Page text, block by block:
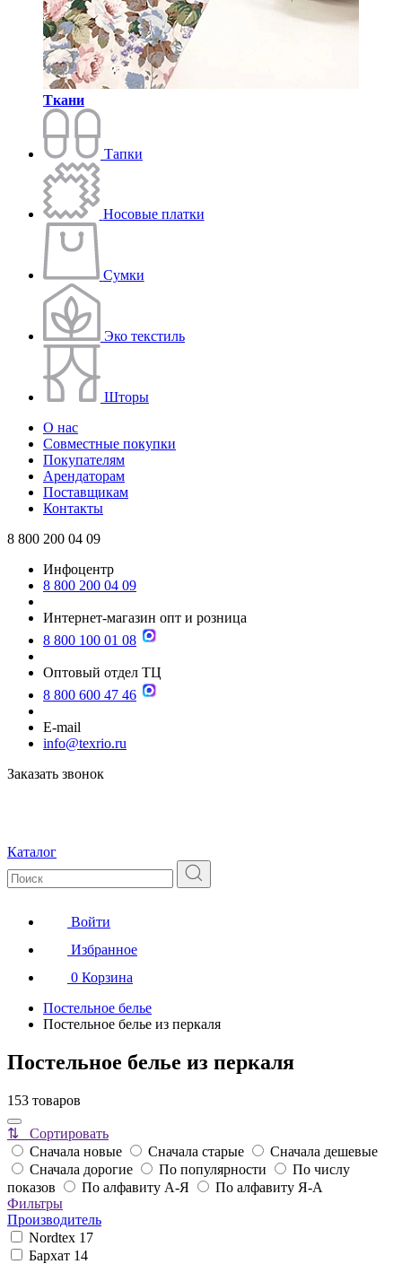
Ткани
Тапки
Носовые платки
Сумки
Эко текстиль
Шторы
О нас
Совместные покупки
Покупателям
Арендаторам
Поставщикам
Контакты
8 800 200 04 09
Инфоцентр
8 800 200 04 09
Интернет-магазин опт и розница
8 800 100 01 08
Оптовый отдел ТЦ
8 800 600 47 46
E-mail
info@texrio.ru
Заказать звонок
Каталог
Войти
Избранное
0 Корзина
Постельное белье
Постельное белье из перкаля
Постельное белье из перкаля
153 товаров
⇅ Сортировать
Сначала новые
Сначала старые
Сначала дешевые
Сначала дорогие
По популярности
По числу
показов
По алфавиту А-Я
По алфавиту Я-А
Фильтры
Производитель
Nordtex 17
Бархат 14